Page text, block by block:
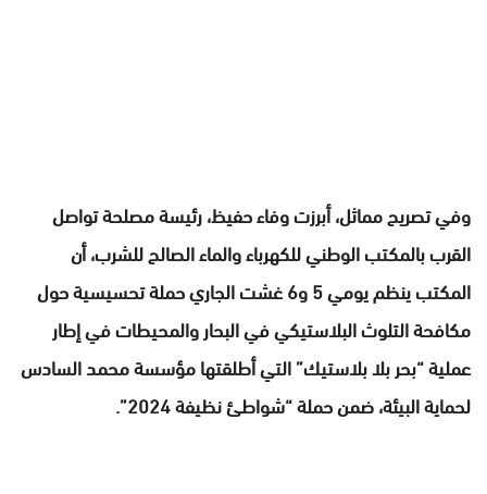
وفي تصريح مماثل، أبرزت وفاء حفيظ، رئيسة مصلحة تواصل
القرب بالمكتب الوطني للكهرباء والماء الصالح للشرب، أن
المكتب ينظم يومي 5 و6 غشت الجاري حملة تحسيسية حول
مكافحة التلوث البلاستيكي في البحار والمحيطات في إطار
عملية “بحر بلا بلاستيك” التي أطلقتها مؤسسة محمد السادس
لحماية البيئة، ضمن حملة “شواطئ نظيفة 2024”.